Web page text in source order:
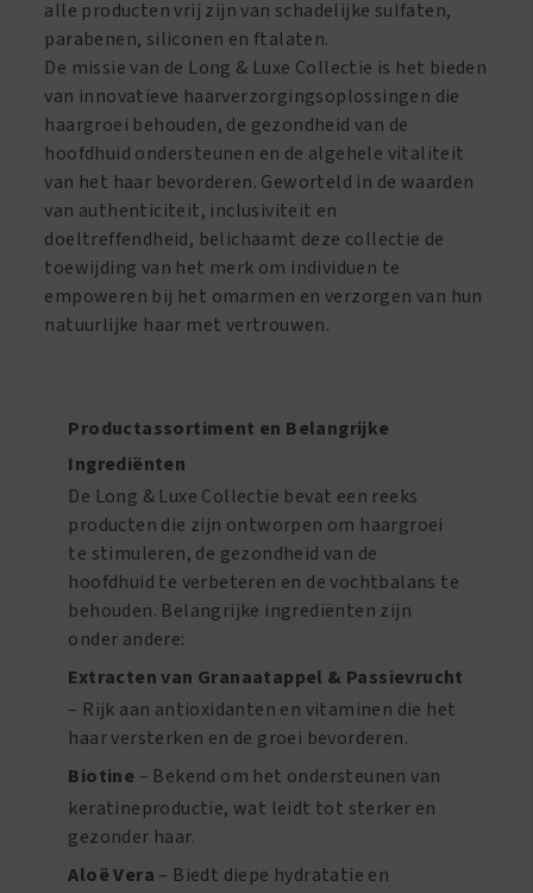
alle producten vrij zijn van schadelijke sulfaten,
parabenen, siliconen en ftalaten.
De missie van de Long & Luxe Collectie is het bieden
van innovatieve haarverzorgingsoplossingen die
haargroei behouden, de gezondheid van de
hoofdhuid ondersteunen en de algehele vitaliteit
van het haar bevorderen. Geworteld in de waarden
van authenticiteit, inclusiviteit en
doeltreffendheid, belichaamt deze collectie de
toewijding van het merk om individuen te
empoweren bij het omarmen en verzorgen van hun
natuurlijke haar met vertrouwen.
Productassortiment en Belangrijke
Ingrediënten
De Long & Luxe Collectie bevat een reeks
producten die zijn ontworpen om haargroei
te stimuleren, de gezondheid van de
hoofdhuid te verbeteren en de vochtbalans te
behouden. Belangrijke ingrediënten zijn
onder andere:
Extracten van Granaatappel & Passievrucht
– Rijk aan antioxidanten en vitaminen die het
haar versterken en de groei bevorderen.
Biotine – Bekend om het ondersteunen van
keratineproductie, wat leidt tot sterker en
gezonder haar.
Aloë Vera – Biedt diepe hydratatie en